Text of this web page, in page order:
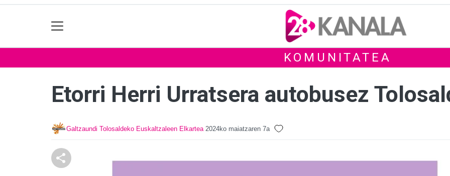
KOMUNITATEA
Etorri Herri Urratsera autobusez
Galtzaundi Tolosaldeko Euskaltzaleen Elkartea 2024ko maiatzaren 7a